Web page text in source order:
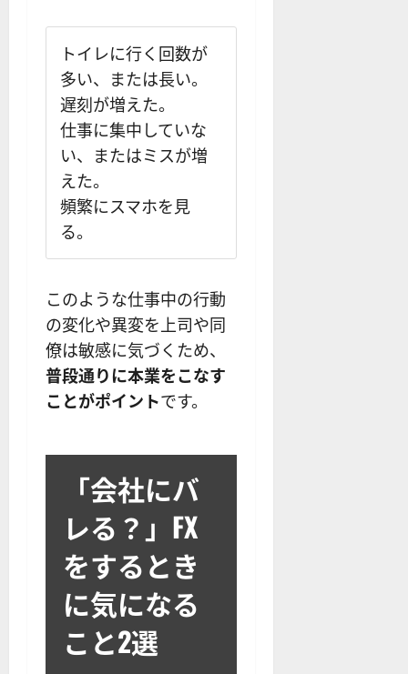
トイレに行く回数が
多い、または長い。
遅刻が増えた。
仕事に集中していな
い、またはミスが増
えた。
頻繁にスマホを見
る。
このような仕事中の行動
の変化や異変を上司や同
僚は敏感に気づくため、
普段通りに本業をこなす
ことがポイントです。
「会社にバ
レる？」FX
をするとき
に気になる
こと2選